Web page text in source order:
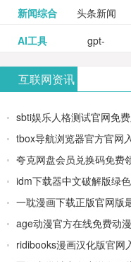
给你。
中心
网
网易娱乐
新闻综合 头条新闻
巾帼网
AI工具 gpt-
OpenAI最
新AI图像
生成器
高质量
PPT
互联网资讯
sbti娱乐人格测试官网免
tbox导航浏览器官方官网
夸克网盘会员兑换码免费
idm下载器中文破解版绿
一耽漫画下载正版官网版
age动漫官方在线免费动
ridibooks漫画汉化版官网